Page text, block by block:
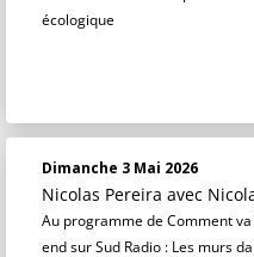
écologique
Dimanche 3 Mai 2026
Nicolas Pereira avec
Au programme de Comment
end sur Sud Radio : Les murs